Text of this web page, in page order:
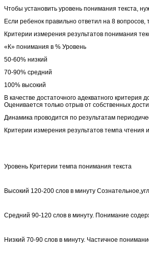
Чтобы установить уровень понимания текста,
Если ребенок правильно ответил на 8
Критерии измерения результатов понимания
«К» понимания в % Уровень
50-60% низкий
70-90% средний
100% высокий
В качестве достаточного адекватного
Оценивается только отрыв от собственных
Динамика проводится по результатам
Критерии измерения результатов темпа
Уровень Критерии темпа понимания текста
Высокий 120-200 слов в минуту
Средний 90-120 слов в минуту. Понимание
Низкий 70-90 слов в минуту. Частичное